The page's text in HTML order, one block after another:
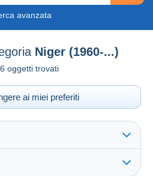
avanzata
Niger (1960-...)
oggetti trovati
ai miei preferiti